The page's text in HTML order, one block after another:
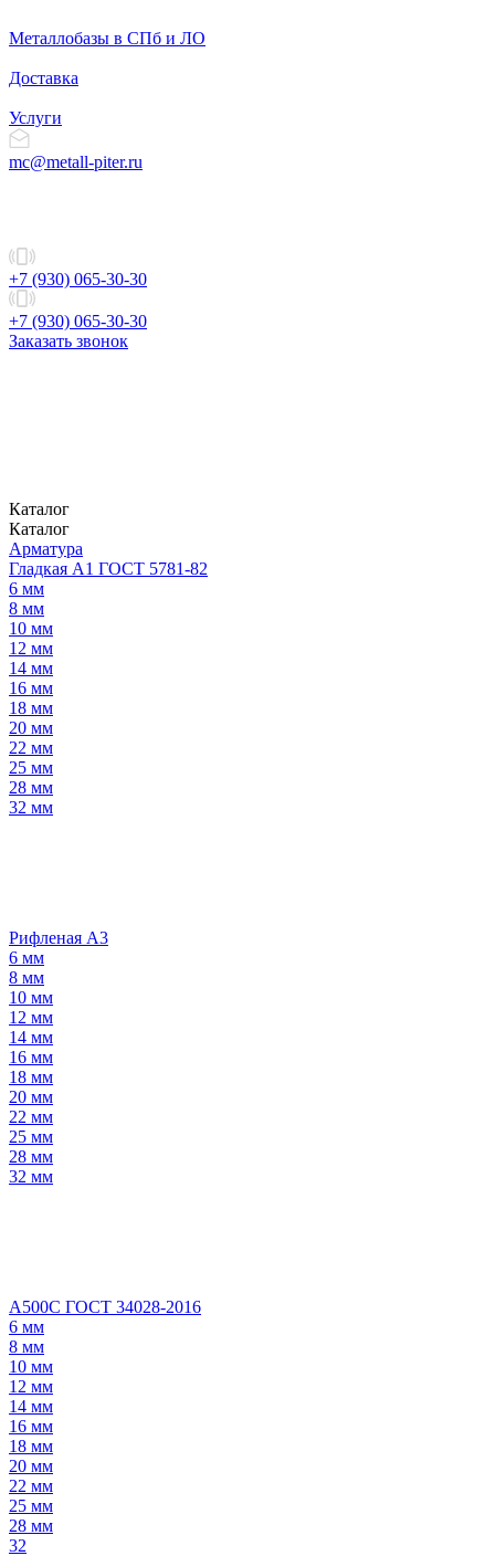
Металлобазы в СПб и ЛО
Доставка
Услуги
mc@metall-piter.ru
+7 (930) 065-30-30
+7 (930) 065-30-30
Заказать звонок
Каталог
Каталог
Арматура
Гладкая А1 ГОСТ 5781-82
6 мм
8 мм
10 мм
12 мм
14 мм
16 мм
18 мм
20 мм
22 мм
25 мм
28 мм
32 мм
Рифленая А3
6 мм
8 мм
10 мм
12 мм
14 мм
16 мм
18 мм
20 мм
22 мм
25 мм
28 мм
32 мм
А500С ГОСТ 34028-2016
6 мм
8 мм
10 мм
12 мм
14 мм
16 мм
18 мм
20 мм
22 мм
25 мм
28 мм
32